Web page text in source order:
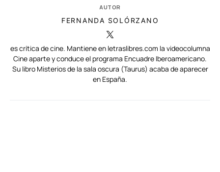
AUTOR
FERNANDA SOLÓRZANO
es crítica de cine. Mantiene en letraslibres.com la videocolumna
Cine aparte y conduce el programa Encuadre Iberoamericano.
Su libro Misterios de la sala oscura (Taurus) acaba de aparecer
en España.